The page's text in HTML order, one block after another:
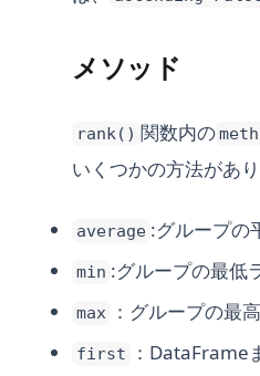
メソッド
rank() 関数内の
いくつかの方法があ
average :グループの
min :グループの最低
max ：グループの最
first
：DataFrame